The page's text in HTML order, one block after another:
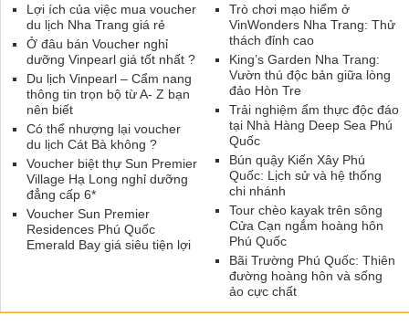
Trò chơi mạo hiểm ở
VinWonders Nha Trang: Thử
thách đỉnh cao
King’s Garden Nha Trang:
Vườn thú độc bản giữa lòng
đảo Hòn Tre
Trải nghiệm ẩm thực độc đáo
tại Nhà Hàng Deep Sea Phú
Quốc
Bún quậy Kiến Xây Phú
Quốc: Lịch sử và hệ thống
chi nhánh
Tour chèo kayak trên sông
Cửa Cạn ngắm hoàng hôn
Phú Quốc
Bãi Trường Phú Quốc: Thiên
đường hoàng hôn và sống
ảo cực chất
Lợi ích của việc mua voucher
du lịch Nha Trang giá rẻ
Ở đâu bán Voucher nghỉ
dưỡng Vinpearl giá tốt nhất ?
Du lịch Vinpearl – Cẩm nang
thông tin trọn bộ từ A- Z bạn
nên biết
Có thể nhượng lại voucher
du lịch Cát Bà không ?
Voucher biệt thự Sun Premier
Village Hạ Long nghỉ dưỡng
đẳng cấp 6*
Voucher Sun Premier
Residences Phú Quốc
Emerald Bay giá siêu tiện lợi